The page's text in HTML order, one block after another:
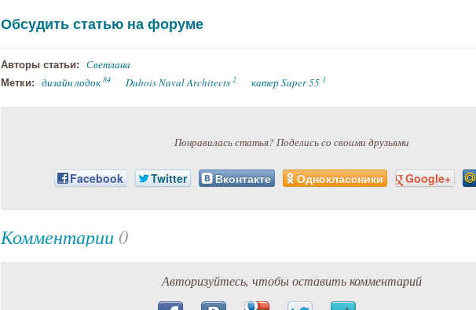
Обсудить статью на форуме
Авторы статьи: Светлана
Метки: дизайн лодок 84 Dubois Naval Architects 2 катер Super 55 1
Понравилась статья? Поделись со своими друзьями
Facebook Twitter Вконтакте Одноклассники Google+
Комментарии 0
Авторизуйтесь, чтобы оставить комментарий